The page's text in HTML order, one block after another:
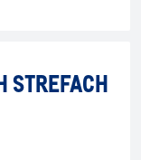
STREFACH